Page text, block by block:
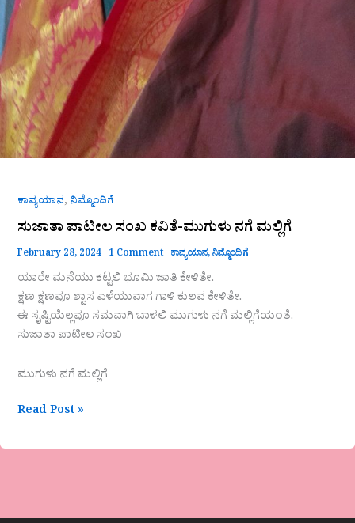
ಕಾವ್ಯಯಾನ, ನಿಮ್ಮೊಂದಿಗೆ
ಸುಜಾತಾ ಪಾಟೀಲ ಸಂಖ ಕವಿತೆ-ಮುಗುಳು ನಗೆ ಮಲ್ಲಿಗೆ
February 28, 2024 1 Comment ಕಾವ್ಯಯಾನ,ನಿಮ್ಮೊಂದಿಗೆ
ಯಾರೇ ಮನೆಯು ಕಟ್ಟಲಿ ಭೂಮಿ ಜಾತಿ ಕೇಳಿತೇ.
ಕ್ಷಣ ಕ್ಷಣವೂ ಶ್ವಾಸ ಎಳೆಯುವಾಗ ಗಾಳಿ ಕುಲವ ಕೇಳಿತೇ.
ಈ ಸೃಷ್ಟಿಯೆಲ್ಲವೂ ಸಮವಾಗಿ ಬಾಳಲಿ ಮುಗುಳು ನಗೆ ಮಲ್ಲಿಗೆಯಂತೆ.
ಸುಜಾತಾ ಪಾಟೀಲ ಸಂಖ
ಮುಗುಳು ನಗೆ ಮಲ್ಲಿಗೆ
Read Post »